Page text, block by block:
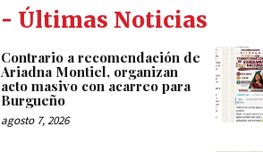
- Últimas Noticias
Contrario a recomendación de
Ariadna Montiel, organizan
acto masivo con acarreo para
Burgueño
agosto 7, 2026